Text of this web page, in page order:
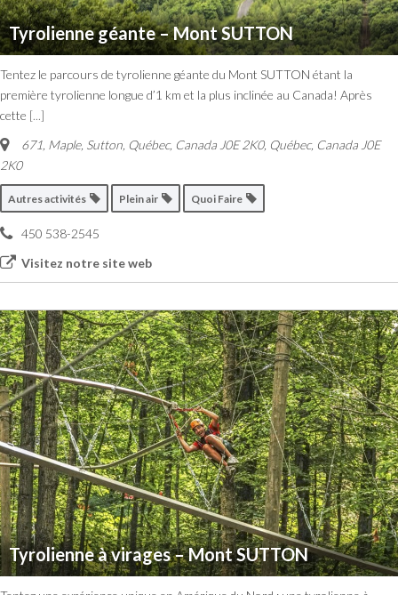
Tyrolienne géante – Mont SUTTON
Tentez le parcours de tyrolienne géante du Mont SUTTON étant la
première tyrolienne longue d’1 km et la plus inclinée au Canada! Après
cette [...]
671, Maple, Sutton, Québec, Canada J0E 2K0, Québec, Canada J0E
2K0
Autres activités Plein air Quoi Faire
450 538-2545
Visitez notre site web
Tyrolienne à virages – Mont SUTTON